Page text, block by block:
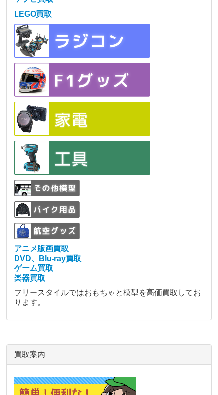
LEGO買取
アニメ版画買取
DVD、Blu-ray買取
ゲーム買取
楽器買取
フリースタイルではおもちゃと模型を高価買取してお
ります。
買取案内